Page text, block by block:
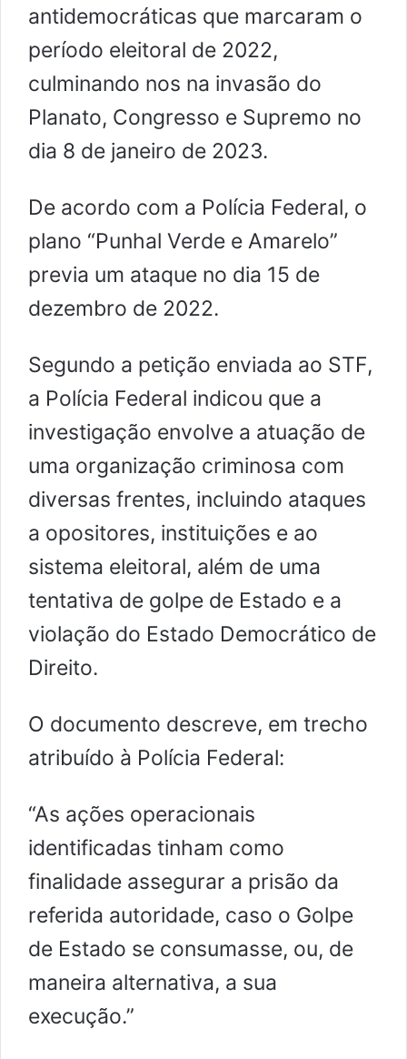
antidemocráticas que marcaram o
período eleitoral de 2022,
culminando nos na invasão do
Planato, Congresso e Supremo no
dia 8 de janeiro de 2023.
De acordo com a Polícia Federal, o
plano “Punhal Verde e Amarelo”
previa um ataque no dia 15 de
dezembro de 2022.
Segundo a petição enviada ao STF,
a Polícia Federal indicou que a
investigação envolve a atuação de
uma organização criminosa com
diversas frentes, incluindo ataques
a opositores, instituições e ao
sistema eleitoral, além de uma
tentativa de golpe de Estado e a
violação do Estado Democrático de
Direito.
O documento descreve, em trecho
atribuído à Polícia Federal:
“As ações operacionais
identificadas tinham como
finalidade assegurar a prisão da
referida autoridade, caso o Golpe
de Estado se consumasse, ou, de
maneira alternativa, a sua
execução.”